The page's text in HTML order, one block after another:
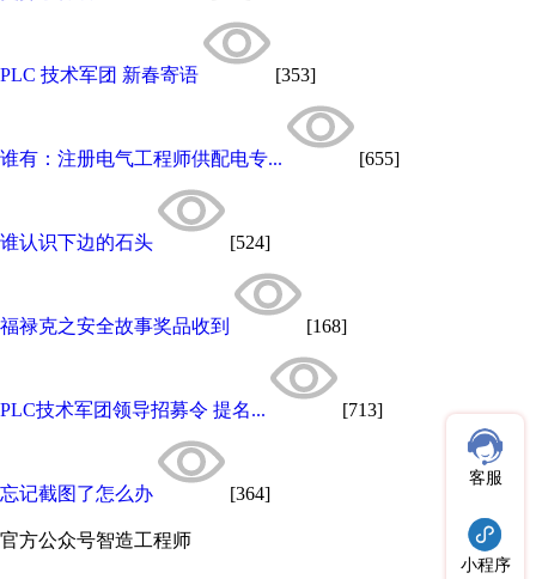
PLC 技术军团 新春寄语 [353]
谁有：注册电气工程师供配电专... [655]
谁认识下边的石头 [524]
福禄克之安全故事奖品收到 [168]
PLC技术军团领导招募令 提名... [713]
忘记截图了怎么办 [364]
官方公众号智造工程师
客服
小程序